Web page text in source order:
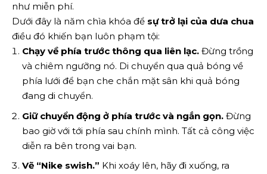
như miễn phí.
Dưới đây là năm chìa khóa để sự trở lại của dưa chua
điều đó khiến bạn luôn phạm tội:
Chạy về phía trước thông qua liên lạc. Đừng trồng
và chiêm ngưỡng nó. Di chuyển qua quả bóng về
phía lưới để bạn che chắn mặt sân khi quả bóng
đang di chuyển.
Giữ chuyển động ở phía trước và ngắn gọn. Đừng
bao giờ với tới phía sau chính mình. Tất cả công việc
diễn ra bên trong vai bạn.
Vẽ “Nike swish.” Khi xoáy lên, hãy đi xuống, ra